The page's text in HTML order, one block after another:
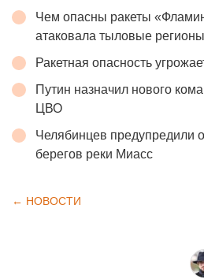
Чем опасны ракеты
атаковала тыловые
Ракетная опасность
Путин назначил нового
ЦВО
Челябинцев предупредили
берегов реки Миасс
← НОВОСТИ